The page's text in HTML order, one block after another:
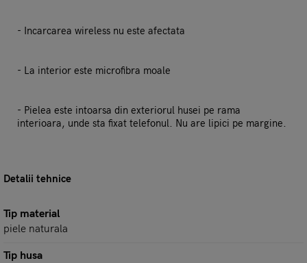
- Incarcarea wireless nu este afectata
- La interior este microfibra moale
- Pielea este intoarsa din exteriorul husei pe rama
interioara, unde sta fixat telefonul. Nu are lipici pe margine.
Detalii tehnice
Tip material
piele naturala
Tip husa